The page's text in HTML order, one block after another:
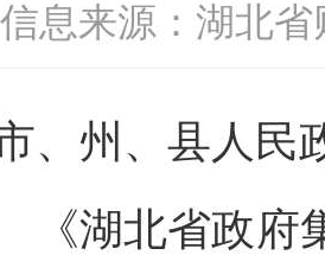
信息来源：湖北省
、州、县人民
《湖北省政